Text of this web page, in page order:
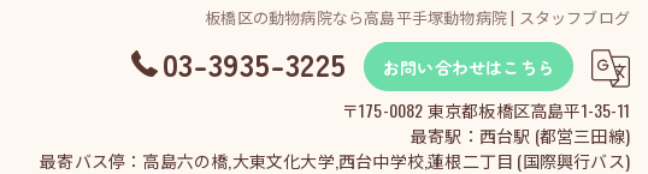
板橋区の動物病院なら高島平手塚動物病院 | スタッフブログ
03-3935-3225 お問い合わせはこちら
〒175-0082 東京都板橋区高島平1-35-11
最寄駅：西台駅 (都営三田線)
最寄バス停：高島六の橋,大東文化大学,西台中学校,蓮根二丁目 (国際興行バス)